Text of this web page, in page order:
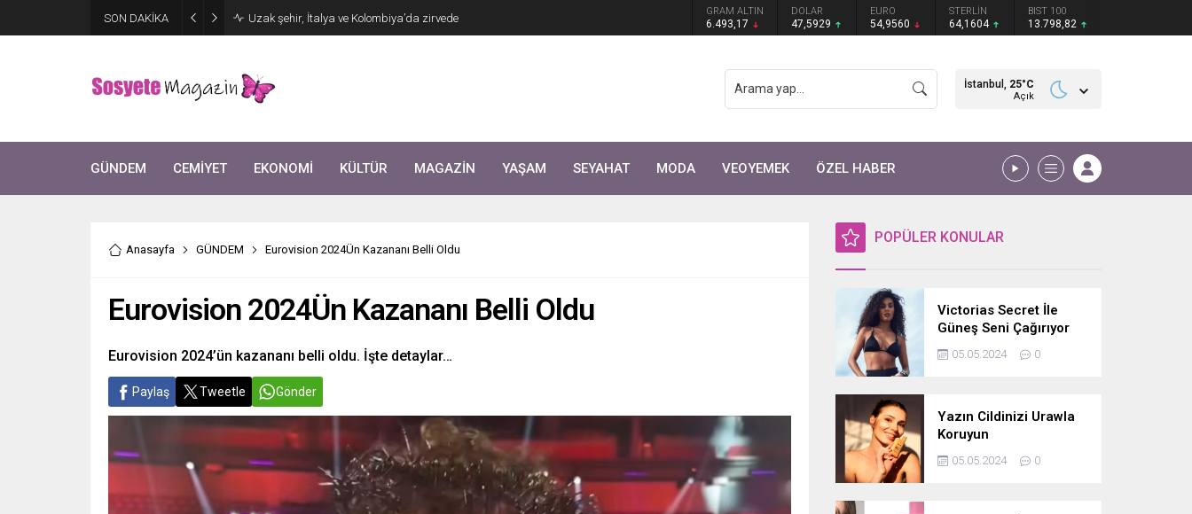
SON DAKİKA
Aşkları sette başladı! Serra Arıtürk’ten sevgilisi Aytaç Şaşmaz’a romantik
kutlama
GRAM ALTIN
6.493,17
DOLAR
47,5929
EURO
54,9560
STERLİN
64,1604
BIST 100
13.798,82
İstanbul, 25°C
Açık
GÜNDEM CEMİYET EKONOMİ KÜLTÜR MAGAZİN YAŞAM SEYAHAT MODA VEOYEMEK ÖZEL HABER
Anasayfa GÜNDEM Eurovision 2024Ün Kazananı Belli Oldu
Eurovision 2024Ün Kazananı Belli Oldu
Eurovision 2024’ün kazananı belli oldu. İşte detaylar…
Paylaş Tweetle Gönder
POPÜLER KONULAR
Victorias Secret İle
Güneş Seni Çağırıyor
05.05.2024 0
Yazın Cildinizi Urawla
Koruyun
05.05.2024 0